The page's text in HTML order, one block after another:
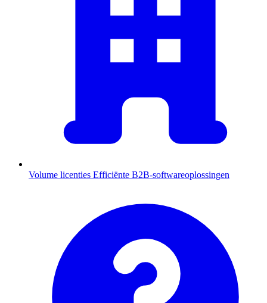
Volume licenties Efficiënte B2B-softwareoplossingen